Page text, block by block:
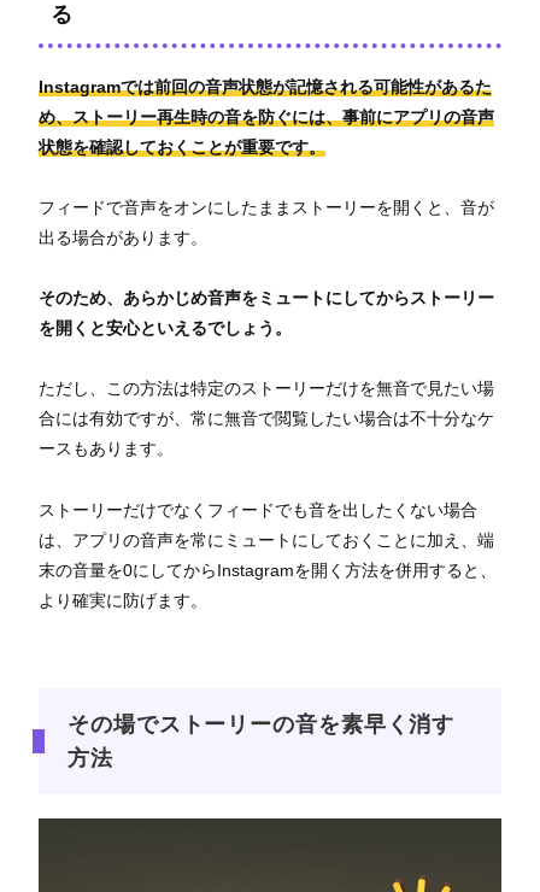
る
Instagramでは前回の音声状態が記憶される可能性があるた
め、ストーリー再生時の音を防ぐには、事前にアプリの音声
状態を確認しておくことが重要です。
フィードで音声をオンにしたままストーリーを開くと、音が
出る場合があります。
そのため、あらかじめ音声をミュートにしてからストーリー
を開くと安心といえるでしょう。
ただし、この方法は特定のストーリーだけを無音で見たい場
合には有効ですが、常に無音で閲覧したい場合は不十分なケ
ースもあります。
ストーリーだけでなくフィードでも音を出したくない場合
は、アプリの音声を常にミュートにしておくことに加え、端
末の音量を0にしてからInstagramを開く方法を併用すると、
より確実に防げます。
その場でストーリーの音を素早く消す
方法